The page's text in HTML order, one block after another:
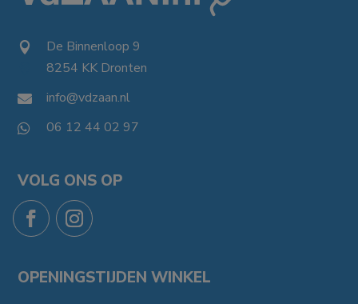
 De Binnenloop 9
8254 KK Dronten
 info@vdzaan.nl
 06 12 44 02 97
VOLG ONS OP
OPENINGSTIJDEN WINKEL